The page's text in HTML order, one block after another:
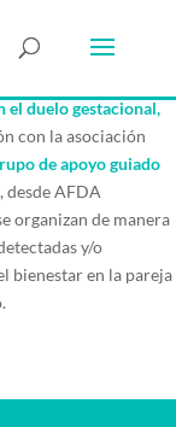
el duelo gestacional,
con la asociación
de apoyo guiado
, desde AFDA
organizan de manera
y/o
bienestar en la pareja